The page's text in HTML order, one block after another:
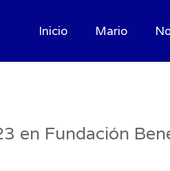
Inicio Mario
en Fundación